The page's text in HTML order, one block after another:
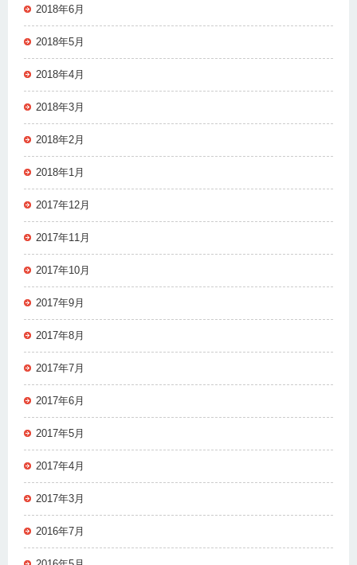
2018年6月
2018年5月
2018年4月
2018年3月
2018年2月
2018年1月
2017年12月
2017年11月
2017年10月
2017年9月
2017年8月
2017年7月
2017年6月
2017年5月
2017年4月
2017年3月
2016年7月